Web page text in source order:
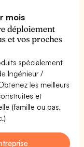
mois
déploiement
et vos proches
spécialement
Ingénieur /
les meilleurs
et
(famille ou pas,